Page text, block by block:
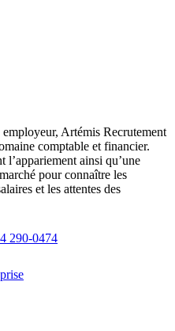
Artémis Recrutement
comptable et financier.
l’appariement ainsi qu’une
pour connaître les
et les attentes des
290-0474